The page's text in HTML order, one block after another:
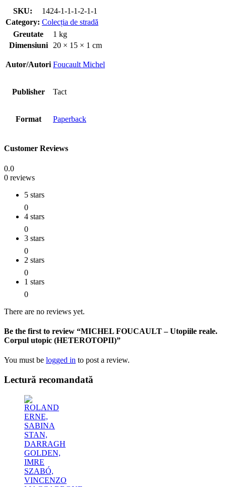
SKU:
1424-1-1-1-2-1-1
Category: Colecția de stradă
Greutate
1 kg
Dimensiuni
20 × 15 × 1 cm
Autor/Autori Foucault Michel
Publisher Tact
Format Paperback
Customer Reviews
0.0
0 reviews
5 stars
0
4 stars
0
3 stars
0
2 stars
0
1 stars
0
There are no reviews yet.
Be the first to review “MICHEL FOUCAULT – Utopiile reale.
Corpul utopic (HETEROTOPII)”
You must be logged in to post a review.
Lectură recomandată